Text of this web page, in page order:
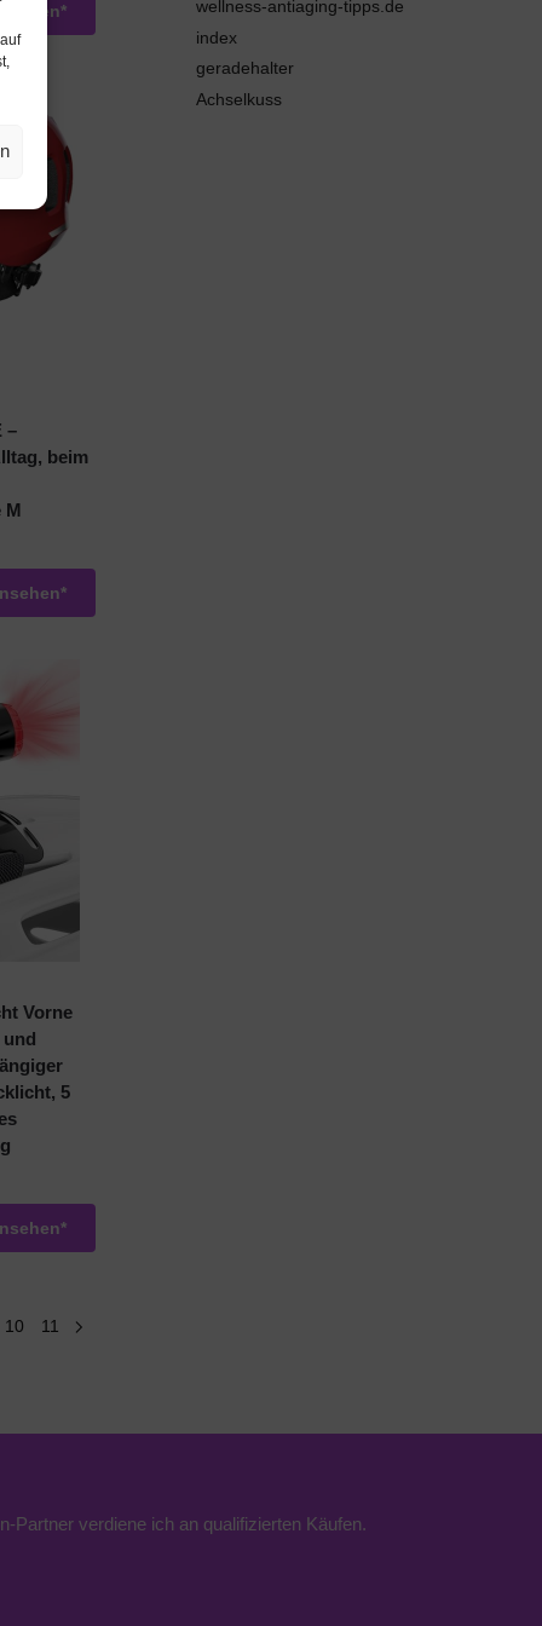
–
beim
M
Vorne
5
10 11
wellness-antiaging-tipps.de
index
geradehalter
Achselkuss
Partner verdiene ich an qualifizierten Käufen.